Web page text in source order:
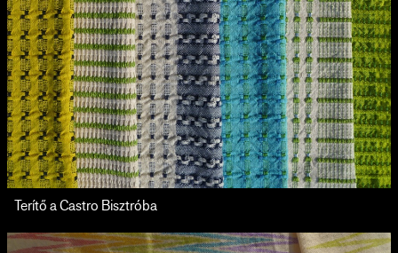
Terítő a Castro Bisztróba